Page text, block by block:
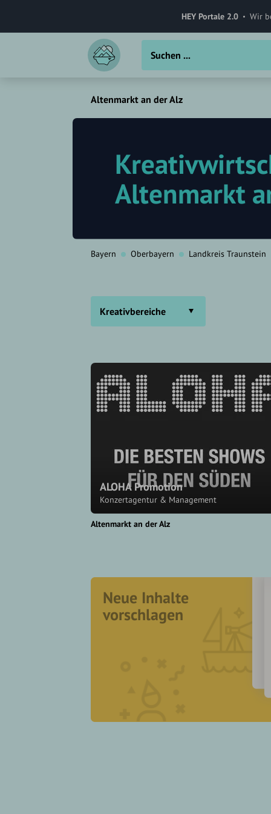
HEY Portale 2.0 Wir
Altenmarkt an der Alz
Altenmarkt
Bayern Oberbayern Landkreis Traunstein
Kreativbereiche
ALOHA Promotion
Konzertagentur & Management
Altenmarkt an der Alz
Neue Inhalte
vorschlagen